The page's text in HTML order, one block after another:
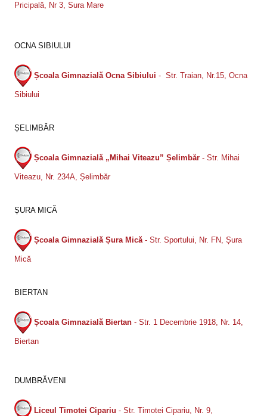
Pricipală, Nr 3, Sura Mare
OCNA SIBIULUI
Școala Gimnazială Ocna Sibiului - Str. Traian, Nr.15, Ocna
Sibiului
ȘELIMBĂR
Școala Gimnazială „Mihai Viteazu” Șelimbăr - Str. Mihai
Viteazu, Nr. 234A, Șelimbăr
ȘURA MICĂ
Școala Gimnazială Șura Mică - Str. Sportului, Nr. FN, Șura
Mică
BIERTAN
Școala Gimnazială Biertan - Str. 1 Decembrie 1918, Nr. 14,
Biertan
DUMBRĂVENI
Liceul Timotei Cipariu - Str. Timotei Cipariu, Nr. 9,